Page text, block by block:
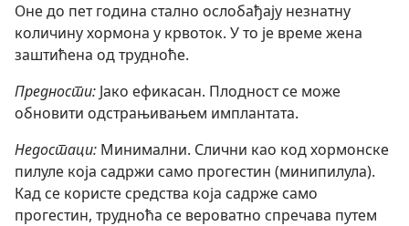
Оне до пет година стално ослобађају незнатну
количину хормона у крвоток. У то је време жена
заштићена од трудноће.
Предности: Јако ефикасан. Плодност се може
обновити одстрањивањем имплантата.
Недостаци: Минимални. Слични као код хормонске
пилуле која садржи само прогестин (минипилула).
Кад се користе средства која садрже само
прогестин, трудноћа се вероватно спречава путем